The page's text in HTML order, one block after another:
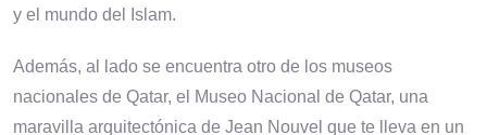
y el mundo del Islam.
Además, al lado se encuentra otro de los museos
nacionales de Qatar, el Museo Nacional de Qatar, una
maravilla arquitectónica de Jean Nouvel que te lleva en un